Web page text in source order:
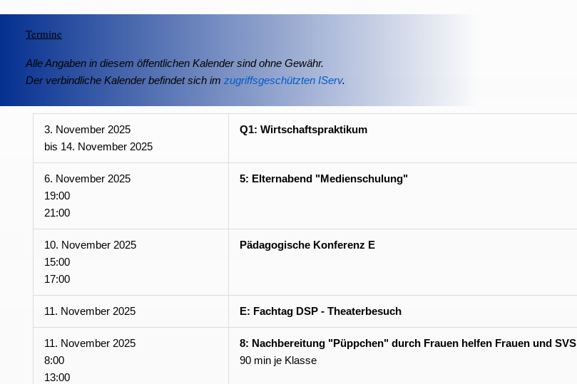
Termine
Alle Angaben in diesem öffentlichen Kalender sind ohne Gewähr.
Der verbindliche Kalender befindet sich im zugriffsgeschützten IServ.
3. November 2025
bis 14. November 2025
Q1: Wirtschaftspraktikum
6. November 2025
19:00
21:00
5: Elternabend "Medienschulung"
10. November 2025
15:00
17:00
Pädagogische Konferenz E
11. November 2025 E: Fachtag DSP - Theaterbesuch
11. November 2025
8:00
13:00
8: Nachbereitung "Püppchen" durch Frauen helfen Frauen und SVS
90 min je Klasse